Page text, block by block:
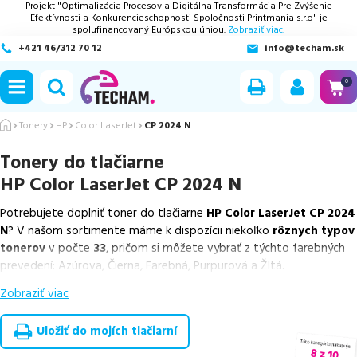
Projekt "Optimalizácia Procesov a Digitálna Transformácia Pre Zvýšenie
Efektívnosti a Konkurencieschopnosti Spoločnosti Printmania s.r.o" je
spolufinancovaný Európskou úniou. Zobraziť viac.
+421 46/312 70 12
info@techam.sk
0
Tonery HP Color LaserJet CP 2024 N
Tonery do tlačiarne
HP Color LaserJet CP 2024 N
Potrebujete doplniť toner do tlačiarne HP Color LaserJet CP 2024
N? V našom sortimente máme k dispozícii niekoľko rôznych typov
tonerovv počte 33, pričom si môžete vybrať z týchto farebných
prevedení: Azúrova, Čierna, Farebná, Purpurová a Žltá.
Z uvedeného množstva dostupných náplní
náplnev počte5ks, ako ajcenovo výhodnejšie alternatívy,
ktoré plne zachovávajú kvalitu tlače
overené náhrady v rôznych triedach
, medzi ktoré patríšpičková
Zobraziť viac
Uložiť do mojích tlačiarní